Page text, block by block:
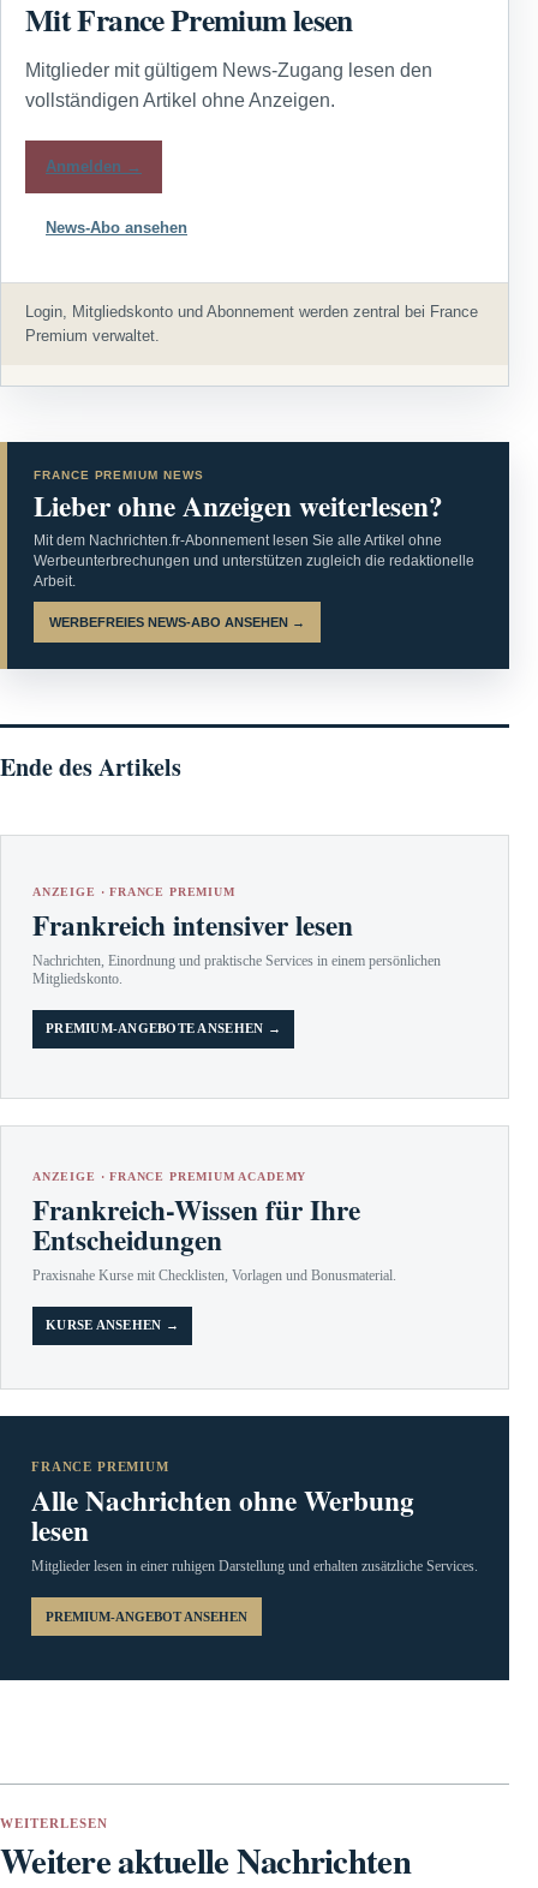
Mit France Premium lesen
Mitglieder mit gültigem News-Zugang lesen den
vollständigen Artikel ohne Anzeigen.
Anmelden →
News-Abo ansehen
Login, Mitgliedskonto und Abonnement werden zentral bei France
Premium verwaltet.
FRANCE PREMIUM NEWS
Lieber ohne Anzeigen weiterlesen?
Mit dem Nachrichten.fr-Abonnement lesen Sie alle Artikel ohne
Werbeunterbrechungen und unterstützen zugleich die redaktionelle
Arbeit.
WERBEFREIES NEWS-ABO ANSEHEN →
Ende des Artikels
ANZEIGE · FRANCE PREMIUM
Frankreich intensiver lesen
Nachrichten, Einordnung und praktische Services in einem persönlichen
Mitgliedskonto.
PREMIUM-ANGEBOTE ANSEHEN →
ANZEIGE · FRANCE PREMIUM ACADEMY
Frankreich-Wissen für Ihre
Entscheidungen
Praxisnahe Kurse mit Checklisten, Vorlagen und Bonusmaterial.
KURSE ANSEHEN →
FRANCE PREMIUM
Alle Nachrichten ohne Werbung
lesen
Mitglieder lesen in einer ruhigen Darstellung und erhalten zusätzliche Services.
PREMIUM-ANGEBOT ANSEHEN
WEITERLESEN
Weitere aktuelle Nachrichten